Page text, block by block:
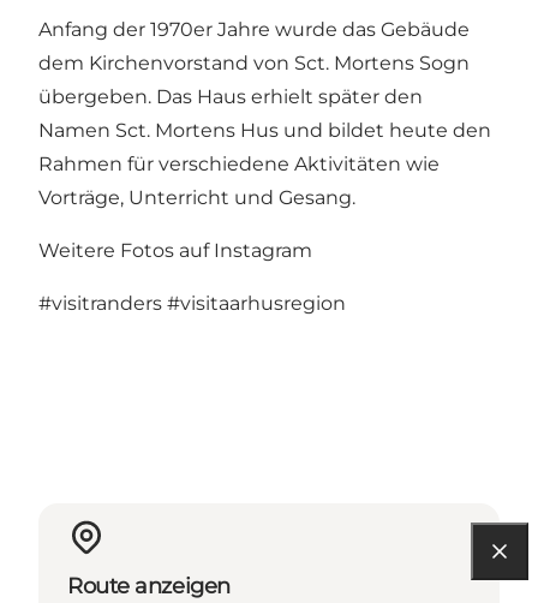
Anfang der 1970er Jahre wurde das Gebäude
dem Kirchenvorstand von Sct. Mortens Sogn
übergeben. Das Haus erhielt später den
Namen Sct. Mortens Hus und bildet heute den
Rahmen für verschiedene Aktivitäten wie
Vorträge, Unterricht und Gesang.
Weitere Fotos auf Instagram
#visitranders #visitaarhusregion
Route anzeigen